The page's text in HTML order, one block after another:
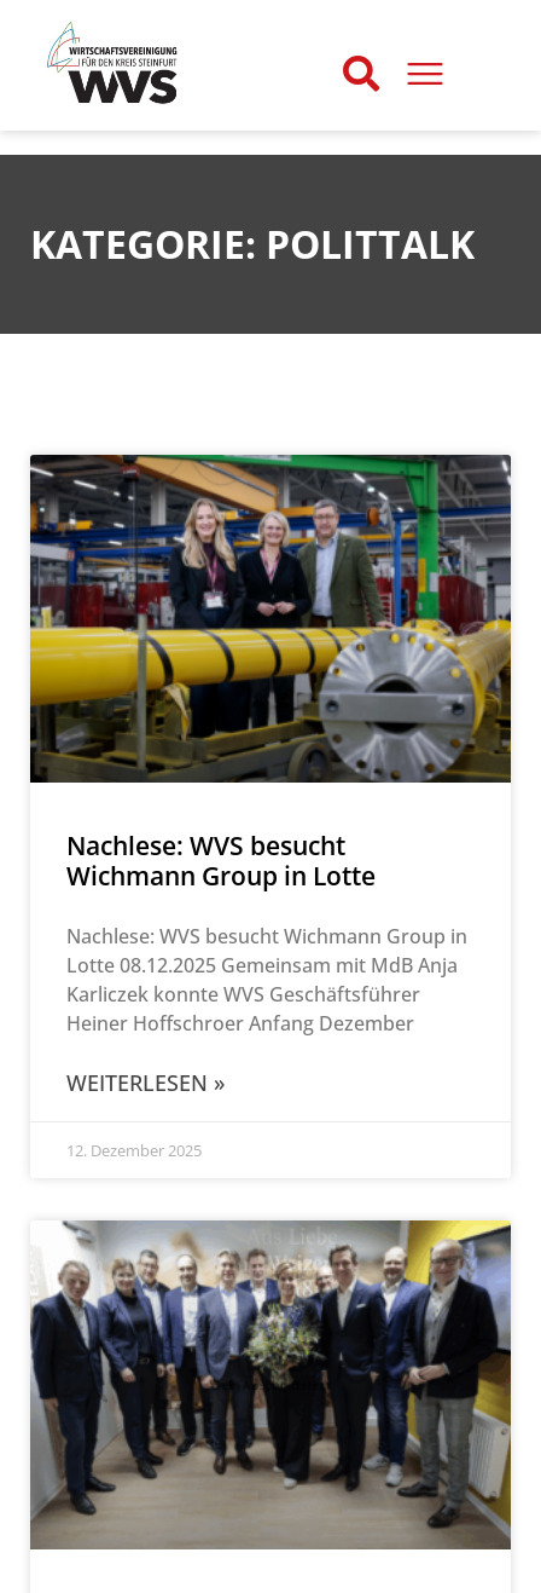
KATEGORIE: POLITTALK
Nachlese: WVS besucht
Wichmann Group in Lotte
Nachlese: WVS besucht Wichmann Group in
Lotte 08.12.2025 Gemeinsam mit MdB Anja
Karliczek konnte WVS Geschäftsführer
Heiner Hoffschroer Anfang Dezember
WEITERLESEN »
12. Dezember 2025